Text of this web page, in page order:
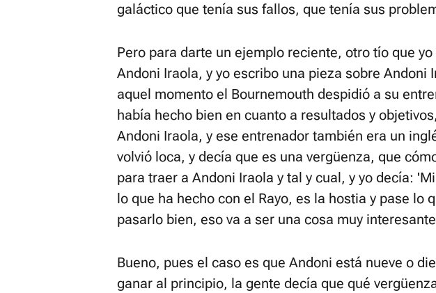
galáctico que tenía sus fallos, que tenía sus
Pero para darte un ejemplo reciente, otro tío que
Andoni Iraola, y yo escribo una pieza sobre Andoni
aquel momento el Bournemouth despidió a su
había hecho bien en cuanto a resultados y
Andoni Iraola, y ese entrenador también era un
volvió loca, y decía que es una vergüenza, que
para traer a Andoni Iraola y tal y cual, y yo decía:
lo que ha hecho con el Rayo, es la hostia y pase lo
pasarlo bien, eso va a ser una cosa muy
Bueno, pues el caso es que Andoni está nueve o
ganar al principio, la gente decía que qué